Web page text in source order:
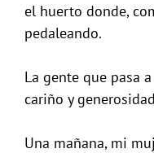
el huerto donde,
pedaleando.
La gente que pasa
cariño y
Una mañana, mi